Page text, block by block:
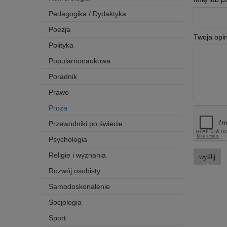
Pedagogika / Dydaktyka
Poezja
Polityka
Popularnonaukowa
Poradnik
Prawo
Proza
Przewodniki po świecie
Psychologia
Religie i wyznania
Rozwój osobisty
Samodoskonalenie
Socjologia
Sport
Twoja
wyślij